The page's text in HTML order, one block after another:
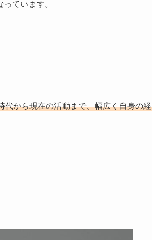
ています。
代から現在の活動まで、幅広く自身の経